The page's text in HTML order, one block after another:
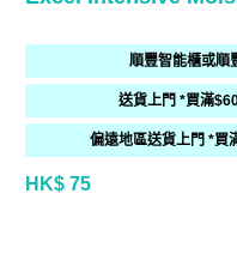
順豐智能櫃或順
送貨上門 *買滿
偏遠地區送貨上門 *買
HK$ 75